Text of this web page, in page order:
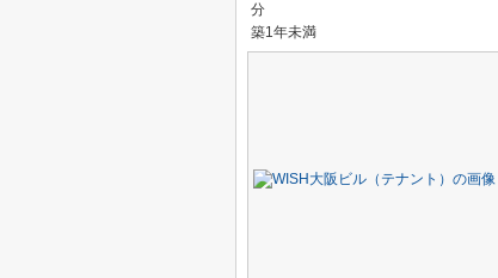
分
築1年未満